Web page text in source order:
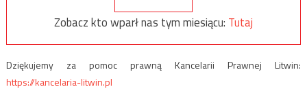
Zobacz kto wparł nas tym miesiącu: Tutaj
Dziękujemy za pomoc prawną Kancelarii Prawnej Litwin:
https://kancelaria-litwin.pl